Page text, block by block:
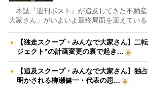
本誌『週刊ポスト』が追及してきた不動
大家さん」がいよいよ最終局面を迎えてい
【独走スクープ・みんなで大家さん】二
ジェクト”の計画変更の裏で起き…
【追及スクープ・みんなで大家さん】独
明かされる柳瀬健一・代表の思…